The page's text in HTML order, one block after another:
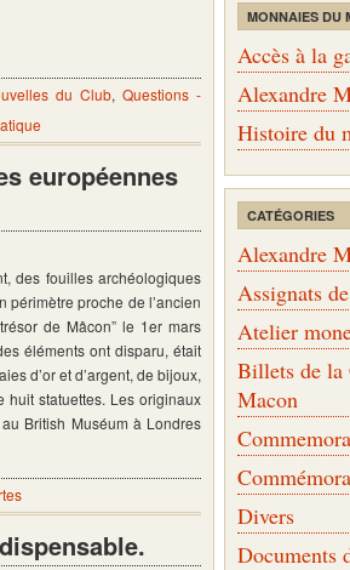
du Club, Questions -
européennes
des fouilles archéologiques
périmètre proche de l’ancien
de Mâcon” le 1er mars
éléments ont disparu, était
d’or et d’argent, de bijoux,
huit statuettes. Les originaux
British Muséum à Londres
MONNAIES DU
Accès à la
Alexandre
Histoire du
CATÉGORIES
Alexandre
Assignats
Atelier
Billets de la
Macon
Divers
Documents